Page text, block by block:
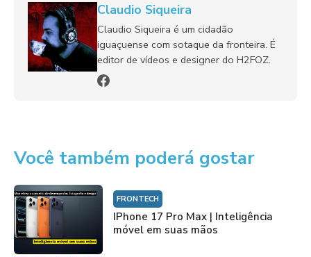
Claudio Siqueira
Claudio Siqueira é um cidadão
iguaçuense com sotaque da fronteira. É
editor de vídeos e designer do H2FOZ.
Você também poderá gostar
FRONTECH
IPhone 17 Pro Max | Inteligência
móvel em suas mãos